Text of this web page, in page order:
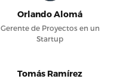
Orlando Alomá
Gerente de Proyectos en un
Startup
Tomás Ramírez